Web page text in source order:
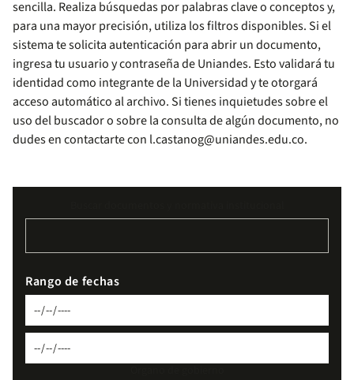
sencilla. Realiza búsquedas por palabras clave o conceptos y,
para una mayor precisión, utiliza los filtros disponibles. Si el
sistema te solicita autenticación para abrir un documento,
ingresa tu usuario y contraseña de Uniandes. Esto validará tu
identidad como integrante de la Universidad y te otorgará
acceso automático al archivo. Si tienes inquietudes sobre el
uso del buscador o sobre la consulta de algún documento, no
dudes en contactarte con l.castanog@uniandes.edu.co.
Rango de fechas